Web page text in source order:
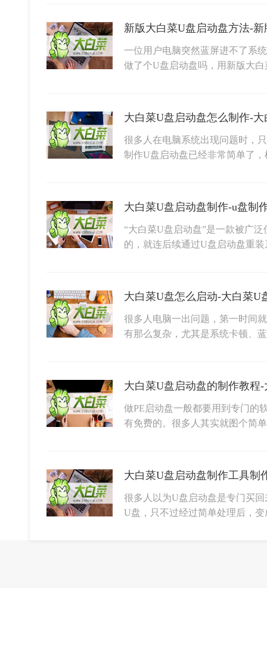
新版大白菜U盘启动盘方法-
一位用户电脑突然蓝屏进不了系
做了个U盘启动盘吗，用新版大
很多人在电脑系统出现问题时，
制作U盘启动盘已经非常简单了
大白菜U盘启动盘制作-u盘制
“大白菜U盘启动盘”是一款被广
的，就连后续通过U盘启动盘重
大白菜U盘怎么启动-大白菜U
很多人电脑一出问题，第一时间
有那么复杂，尤其是系统卡顿、
做PE启动盘一般都要用到专门的
有免费的。很多人其实就图个简
很多人以为U盘启动盘是专门买
U盘，只不过经过简单处理后，